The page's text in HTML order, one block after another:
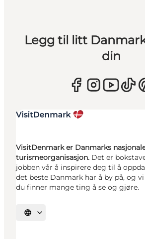
Legg til litt
din
VisitDenmark er Danmarks
turismeorganisasjon. Det er
jobben vår å inspirere deg til å
det beste Danmark har å by på, og
du finner mange ting å se og gjøre.
Velg språk